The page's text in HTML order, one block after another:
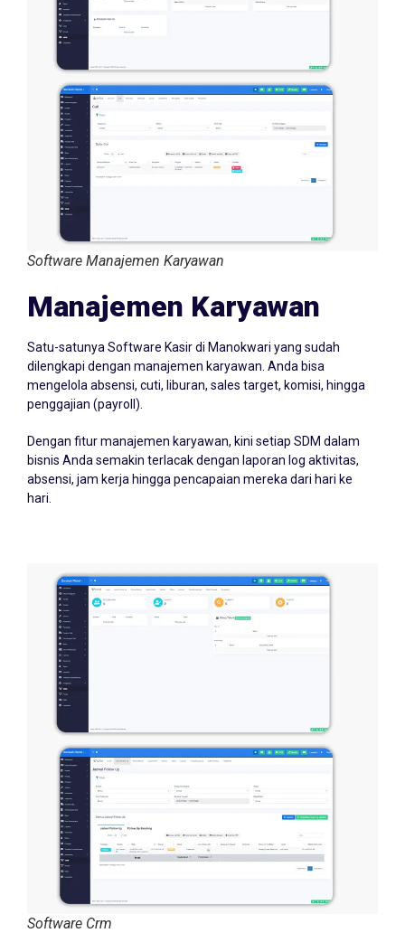
Software Manajemen Karyawan
Manajemen Karyawan
dilengkapi dengan manajemen karyawan. Anda bisa
mengelola absensi, cuti, liburan, sales target, komisi, hingga
penggajian (payroll).
bisnis Anda semakin terlacak dengan laporan log aktivitas,
absensi, jam kerja hingga pencapaian mereka dari hari ke
hari.
Software Crm